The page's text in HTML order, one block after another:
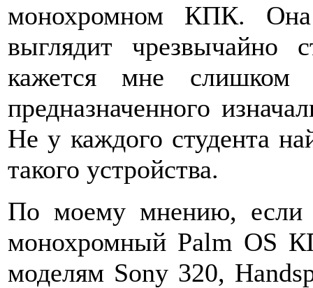
монохромном КПК.
выглядит
кажется мне слишком
предназначенного
Не у каждого студента
такого устройства.
По моему мнению, если
монохромный Palm OS
моделям Sony 320,